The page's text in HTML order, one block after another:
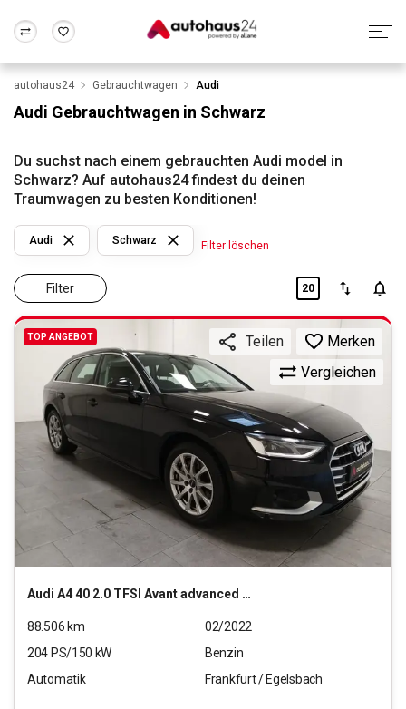
Wir bewerten dein Auto
Alle Fragen & Antworten
Rund um die Inzahlungnahme
Frankfurt Wuppertal
autohaus24 Gebrauchtwagen Audi
Audi Gebrauchtwagen in Schwarz
Du suchst nach einem gebrauchten Audi model in
Schwarz? Auf autohaus24 findest du deinen
Traumwagen zu besten Konditionen!
Filter
Audi Schwarz Filter löschen
20
TOP ANGEBOT
Audi A4 40 2.0 TFSI Avant advanced (EURO 6d)
Vergleichen
Teilen Merken
88.506 km
02/2022
204 PS/150 kW
Benzin
Automatik
Frankfurt / Egelsbach